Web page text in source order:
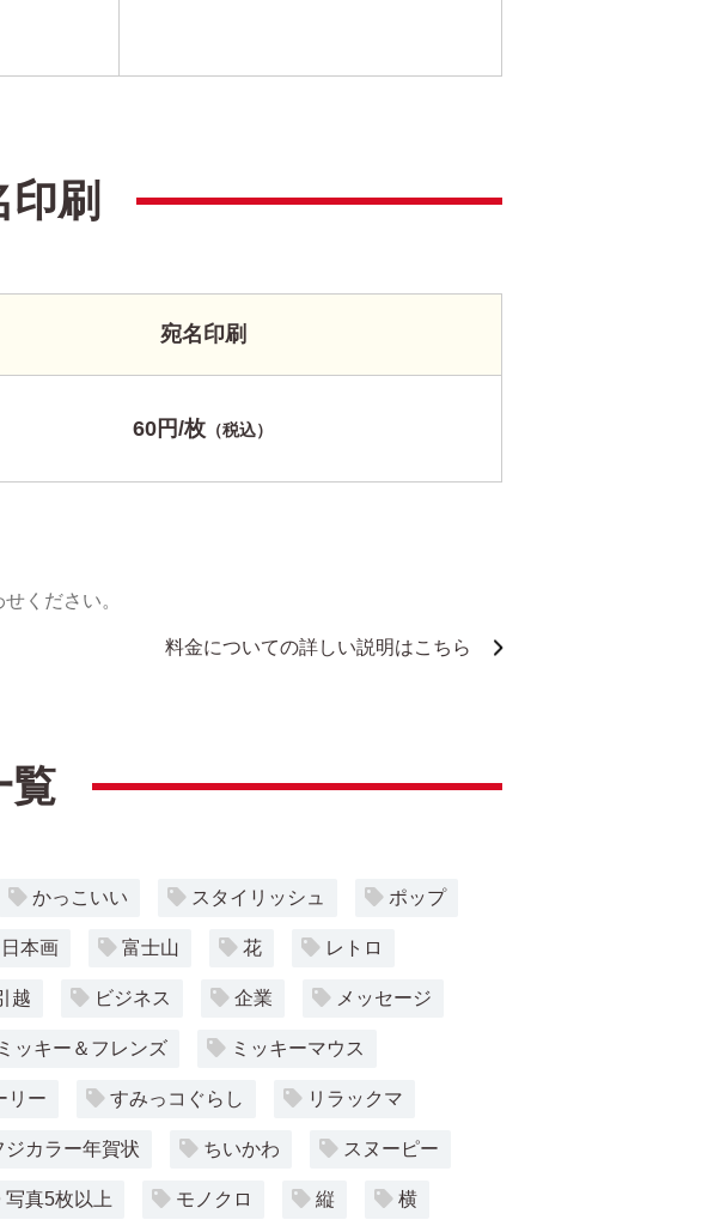
刷
宛名印刷
60円/枚 （税込）
ください。
料金についての詳しい説明はこちら
覧
かっこいい スタイリッシュ ポップ
日本画 富士山 花 レトロ
越 ビジネス 企業 メッセージ
ミッキー＆フレンズ ミッキーマウス
リー すみっコぐらし リラックマ
ジカラー年賀状 ちいかわ スヌーピー
写真5枚以上 モノクロ 縦 横